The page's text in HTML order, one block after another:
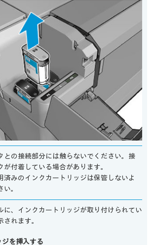
との接続部分には触らないでください。接
が付着している場合があります。
済みのインクカートリッジは保管しないよ
。
に、インクカートリッジが取り付けられてい
れます。
を挿入する